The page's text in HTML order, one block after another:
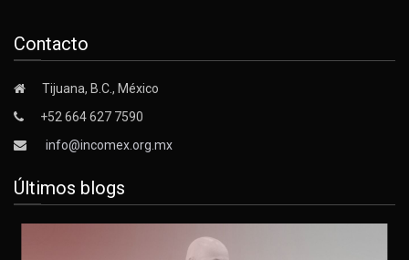
Contacto
Tijuana, B.C., México
+52 664 627 7590
info@incomex.org.mx
Últimos blogs